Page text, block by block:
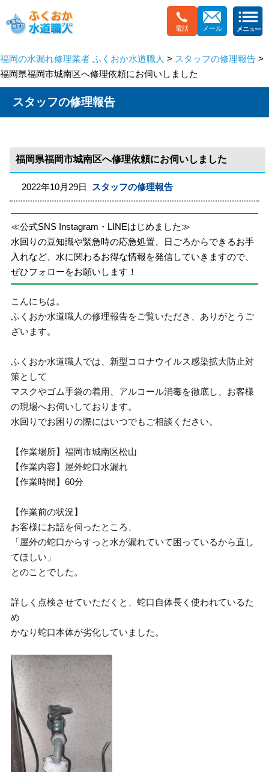
電話 メール
福岡の水漏れ修理業者 ふくおか水道職人 > スタッフの修理報告 >
福岡県福岡市城南区へ修理依頼にお伺いしました
スタッフの修理報告
福岡県福岡市城南区へ修理依頼にお伺いしました
2022年10月29日 スタッフの修理報告
≪公式SNS Instagram・LINEはじめました≫
水回りの豆知識や緊急時の応急処置、日ごろからできるお手
入れなど、水に関わるお得な情報を発信していきますので、
ぜひフォローをお願いします！
こんにちは。
ふくおか水道職人の修理報告をご覧いただき、ありがとうご
ざいます。
ふくおか水道職人では、新型コロナウイルス感染拡大防止対
策として
マスクやゴム手袋の着用、アルコール消毒を徹底し、お客様
の現場へお伺いしております。
水回りでお困りの際にはいつでもご相談ください。
【作業場所】福岡市城南区松山
【作業内容】屋外蛇口水漏れ
【作業時間】60分
【作業前の状況】
お客様にお話を伺ったところ、
「屋外の蛇口からすっと水が漏れていて困っているから直し
てほしい」
とのことでした。
詳しく点検させていただくと、蛇口自体長く使われているた
め
かなり蛇口本体が劣化していました。